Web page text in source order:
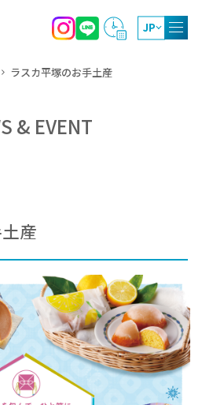
JP
ラスカ平塚のお手土産
& EVENT
産